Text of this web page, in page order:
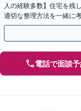
人の経験多数】住宅を残
適切な整理方法を一緒に
繰り返さない生活再建を
電話で面談